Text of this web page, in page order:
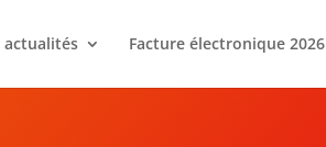
actualités Facture électronique 2026